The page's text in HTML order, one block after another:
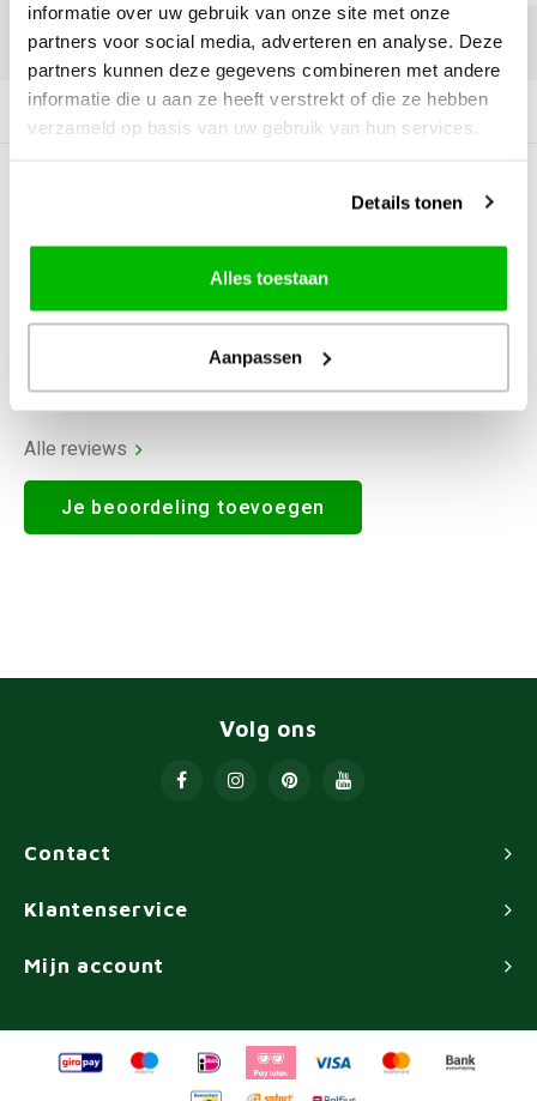
informatie over uw gebruik van onze site met onze
partners voor social media, adverteren en analyse. Deze
partners kunnen deze gegevens combineren met andere
informatie die u aan ze heeft verstrekt of die ze hebben
verzameld op basis van uw gebruik van hun services.
Details tonen
Alles toestaan
Aanpassen
DELEN:
Productomschrijving
0Reviews
Alle reviews
Je beoordeling toevoegen
Contact
Volg ons
Klantenservice
Mijn account